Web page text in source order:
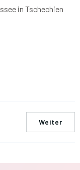
in Tschechien
Weiter